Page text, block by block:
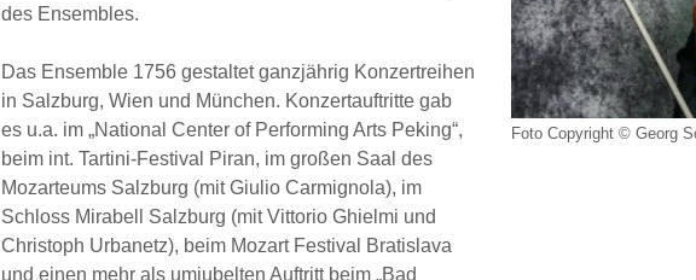
des Ensembles.
Das Ensemble 1756 gestaltet ganzjährig Konzertreihen
in Salzburg, Wien und München. Konzertauftritte gab
es u.a. im „National Center of Performing Arts Peking“,
beim int. Tartini-Festival Piran, im großen Saal des
Mozarteums Salzburg (mit Giulio Carmignola), im
Schloss Mirabell Salzburg (mit Vittorio Ghielmi und
Christoph Urbanetz), beim Mozart Festival Bratislava
und einen mehr als umjubelten Auftritt beim „Bad
Foto Copyright © Georg